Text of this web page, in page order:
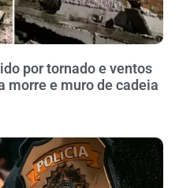
por tornado e ventos
morre e muro de cadeia